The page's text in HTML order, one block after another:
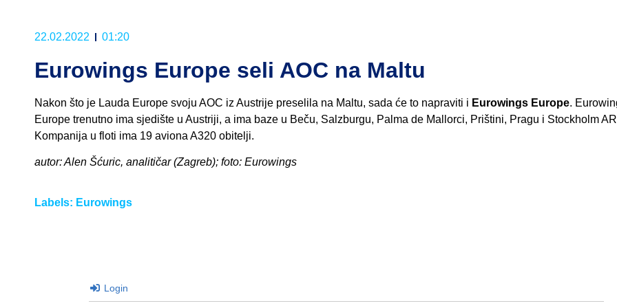
22.02.2022 01:20
Eurowings Europe seli AOC na Maltu
Nakon što je Lauda Europe svoju AOC iz Austrije preselila na Maltu, sada će to napraviti i Eurowings Europe.
Europe trenutno ima sjedište u Austriji, a ima baze u Beču, Salzburgu, Palma de Mallorci, Prištini, Pragu i Stockholm
Kompanija u floti ima 19 aviona A320 obitelji.
autor: Alen Šćuric, analitičar (Zagreb); foto: Eurowings
Labels: Eurowings
Login